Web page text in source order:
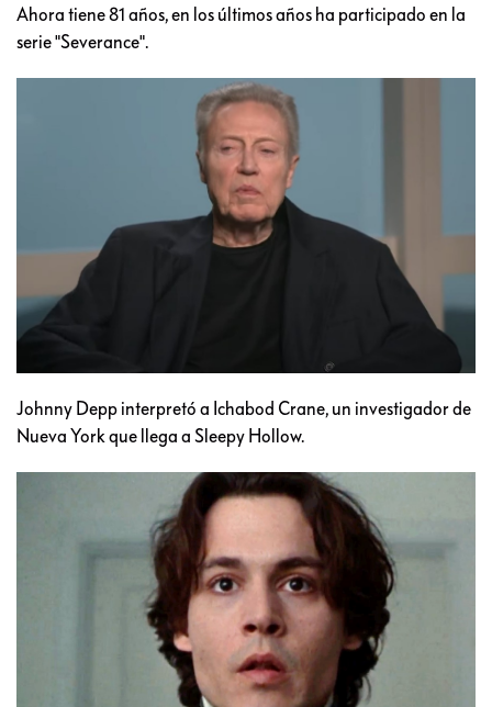
Ahora tiene 81 años, en los últimos años ha participado en la
serie "Severance".
Johnny Depp interpretó a Ichabod Crane, un investigador de
Nueva York que llega a Sleepy Hollow.